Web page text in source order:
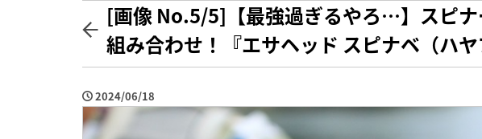
[画像 No.5/5]【最強過ぎるやろ…】スピナ
組み合わせ！『エサヘッド スピナベ（ハヤ
2024/06/18